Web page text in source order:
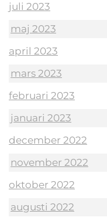
juli 2023
maj 2023
april 2023
mars 2023
februari 2023
januari 2023
december 2022
november 2022
oktober 2022
augusti 2022